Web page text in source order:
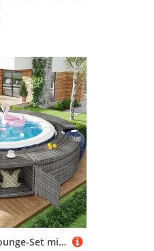
Crlnaup Garten-Lounge-Set mit runder Couch, Gartenmöbel-Set, Lounge-Set, für Whirlpool und Pool, mit verstellbaren Füßen, inklusive Kissen, Möbel für Terrasse, Garten oder Poolbereich